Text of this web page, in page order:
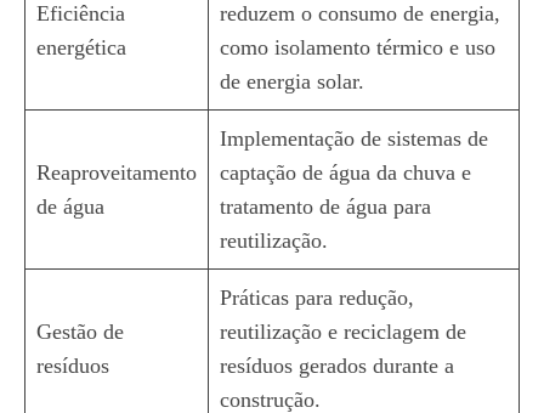
Eficiência
energética
reduzem o consumo de energia,
como isolamento térmico e uso
de energia solar.
Reaproveitamento
de água
Implementação de sistemas de
captação de água da chuva e
tratamento de água para
reutilização.
Gestão de
resíduos
Práticas para redução,
reutilização e reciclagem de
resíduos gerados durante a
construção.